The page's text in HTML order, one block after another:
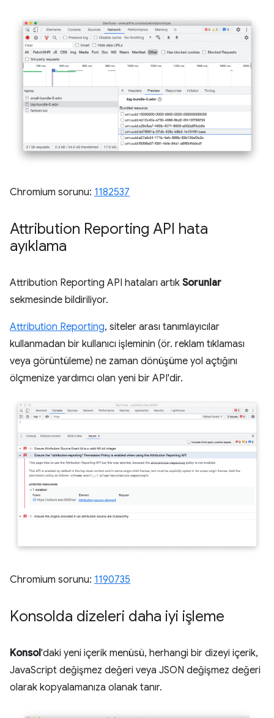
Chromium sorunu: 1182537
Attribution Reporting API hata
ayıklama
Attribution Reporting API hataları artık Sorunlar
sekmesinde bildiriliyor.
Attribution Reporting, siteler arası tanımlayıcılar
kullanmadan bir kullanıcı işleminin (ör. reklam tıklaması
veya görüntüleme) ne zaman dönüşüme yol açtığını
ölçmenize yardımcı olan yeni bir API'dir.
Chromium sorunu: 1190735
Konsolda dizeleri daha iyi işleme
Konsol'daki yeni içerik menüsü, herhangi bir dizeyi içerik,
JavaScript değişmez değeri veya JSON değişmez değeri
olarak kopyalamanıza olanak tanır.